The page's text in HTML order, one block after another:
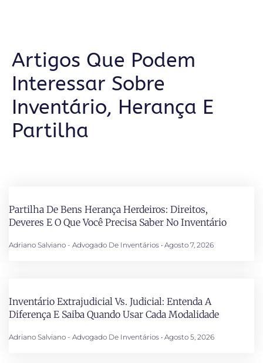
Artigos Que Podem
Interessar Sobre
Inventário, Herança E
Partilha
Partilha De Bens Herança Herdeiros: Direitos,
Deveres E O Que Você Precisa Saber No Inventário
Adriano Salviano - Advogado De Inventários Agosto 7, 2026
Inventário Extrajudicial Vs. Judicial: Entenda A
Diferença E Saiba Quando Usar Cada Modalidade
Adriano Salviano - Advogado De Inventários Agosto 5, 2026